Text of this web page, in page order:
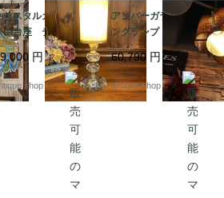
リスタルカットグラ
の台座 テーブルラ
プ
円
shop at's
アンバーガラス ハンギ
ングランプ｜1960年代
アメリカ製 ヴィンテー
ジ照明・ハンマードガ
ラス・ペンダントライ
ト
60,790 円
antique shop at's